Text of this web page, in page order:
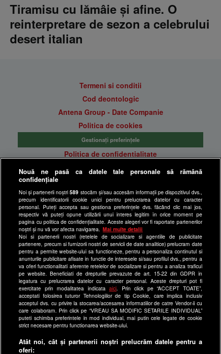
Tiramisu cu lămâie și afine. O
reinterpretare de sezon a celebrului
desert italian
Termeni si conditii
Cod deontologic
Antena Group - Date Companie
Politica de cookies
Gestionați preferințele
Politica de confidentialitate
Anunturi gratuite pe Lajumate.ro
Program Happy Channel
Echipa editorială
Site-uri Antena Group
a1.ro
antenastars.ro
as.ro
catine.ro
chefi.ro
deparinti.ro
medicool.ro
spynews.ro
Nouă ne pasă ca datele tale personale să rămână
confidențiale
Noi și partenerii noștri589 stocăm și/sau accesăm informații pe dispozitivul dvs.,
precum identificatorii cookie unici pentru prelucrarea datelor cu caracter
personal. Puteți accepta sau gestiona preferințele dvs. făcând clic mai jos,
respectiv vă puteți opune utilizării unui interes legitim în orice moment pe
pagina cu politica de confidențialitate. Aceste alegeri vor fi raportate partenerilor
noștri și nu vă vor afecta navigarea.
Mai multe detalii
Noi si partenerii nostri (retelele de socializare si agentiile de publicitate
partenere, precum si furnizorii nostri de servicii de date analitice) prelucram date
pentru a permite website-ului sa functioneze, pentru a personaliza continutul si
anunturile publicitare afisate in functie de interesele si/sau profilul dvs., pentru a
va oferi functionalitati aferente retelelor de socializare si pentru a analiza traficul
pe website. Beneficiati de drepturile prevazute de art. 15-22 din GDPR in
legatura cu prelucrarea datelor cu caracter personal. Aceste drepturi pot fi
exercitate prin modalitatea indicataaici . Prin click pe “ACCEPT TOATE”,
acceptati folosirea tuturor Tehnologiilor de tip Cookie, care implica inclusiv
acceptul dvs. cu privire la stocarea/accesarea informatiilor de catre Vendor-ii cu
care colaboram. Prin click pe “VREAU SA MODIFIC SETARILE INDIVIDUAL”
puteti schimba preferintele in mod individual, mai putin cele legate de cookie
strict necesare pentru functionarea website-ului.
Atât noi, cât și partenerii noștri prelucrăm datele pentru a
oferi: